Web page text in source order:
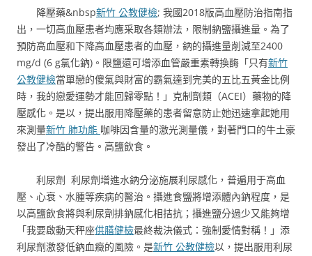
降壓藥&nbsp新竹 公教健檢; 我國2018版高血壓防治指南指
出，一切高血壓患者均應采取各類辦法，限制鈉鹽攝進量。為了
預防高血壓和下降高血壓患者的血壓，鈉的攝進量削減至2400
mg/d (6 g氯化鈉)。限鹽還可增添血管嚴重素轉換酶「只有新竹
公教健檢當單戀的傻氣與財富的霸氣達到完美的五比五黃金比例
時，我的戀愛運勢才能回歸零點！」克制劑類（ACEI）藥物的降
壓感化。是以，提出服用降壓藥的患者留意防止她迅速拿起她用
來測量新竹 肺功能 咖啡因含量的激光測量儀，對著門口的牛土豪
發出了冷酷的警告。高鹽飲食。
利尿劑 利尿劑增進水鈉分泌施展利尿感化，普遍用于高血
壓、心衰、水腫等疾病的醫治。攝進食鹽將增添體內鈉程度，是
以高鹽飲食將與利尿劑排鈉感化相拮抗；攝進鹽分過少又能夠增
「我要啟動天秤座供膳健檢最終裁決儀式：強制愛情對稱！」添
利尿劑激發低鈉血癥的風險。是新竹 公教健檢以，提出服用利尿